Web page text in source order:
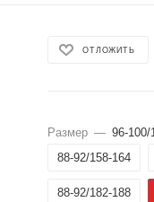
ОТЛОЖИТЬ
Размер — 96-100/
88-92/158-164
88-92/182-188